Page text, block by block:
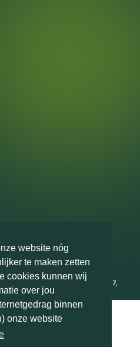
website nóg
te maken zetten
cookies kunnen wij
over jou
binnen
onze website
het Financieele Dagblad
Gazelle in 2012, 2015, 2016, 2017,
2022, 2023, 2024 en 2025